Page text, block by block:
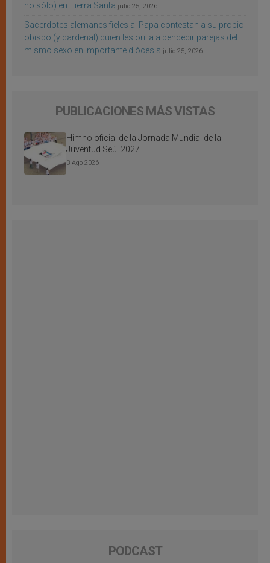
no sólo) en Tierra Santa julio 25, 2026
Sacerdotes alemanes fieles al Papa contestan a su propio
obispo (y cardenal) quien les orilla a bendecir parejas del
mismo sexo en importante diócesis julio 25, 2026
PUBLICACIONES MÁS VISTAS
Himno oficial de la Jornada Mundial de la
Juventud Seúl 2027
3 Ago 2026
PODCAST